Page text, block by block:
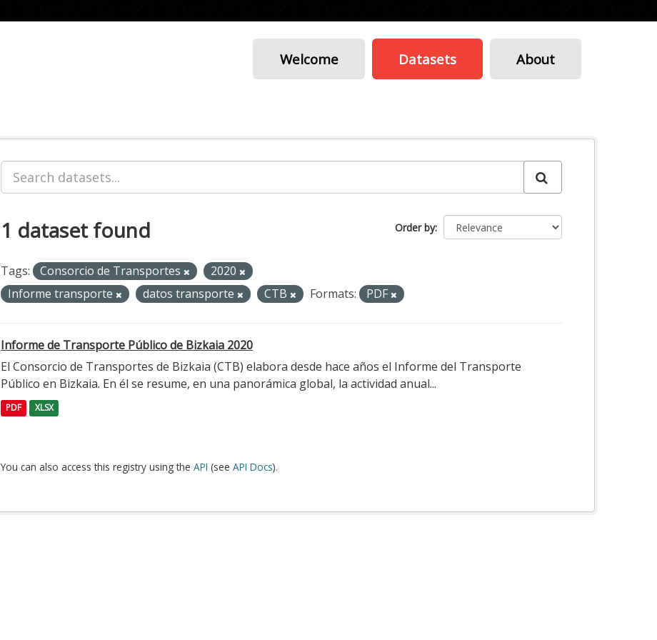
Welcome Datasets About
Order by
1 dataset found
Tags: Consorcio de Transportes
2020
Informe transporte
datos transporte CTB Formats: PDF
Informe de Transporte Público de Bizkaia 2020
El Consorcio de Transportes de Bizkaia (CTB) elabora desde hace años el Informe del Transporte
Público en Bizkaia. En él se resume, en una panorámica global, la actividad anual...
PDF XLSX
You can also access this registry using the API (see API Docs).